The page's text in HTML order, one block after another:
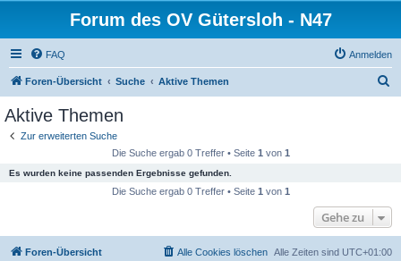
Forum des OV Gütersloh - N47
FAQ Anmelden
Foren-Übersicht Suche Aktive Themen
Aktive Themen
Zur erweiterten Suche
Die Suche ergab 0 Treffer • Seite 1 von 1
Es wurden keine passenden Ergebnisse gefunden.
Die Suche ergab 0 Treffer • Seite 1 von 1
Gehe zu
Foren-Übersicht Alle Zeiten sind UTC+01:00
Alle Cookies löschen